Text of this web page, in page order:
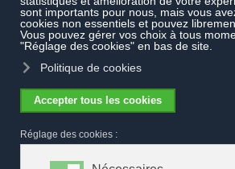
Vaud : Un accord sans
l'accueil parascolaire
Les communes ainsi que le Département
forces concernant le domaine du
prestations inédit a été signé à cet effet le